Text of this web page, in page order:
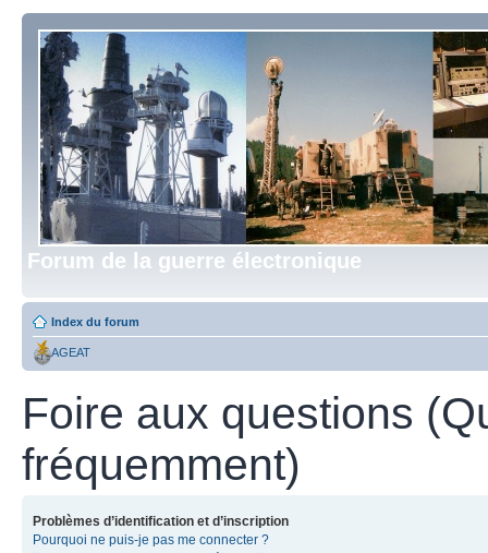
Forum de la guerre électronique
Index du forum
AGEAT
Foire aux questions
fréquemment)
Problèmes d’identification et d’inscription
Pourquoi ne puis-je pas me connecter ?